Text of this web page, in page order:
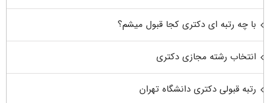
با چه رتبه ای دکتری کجا قبول میشم؟
انتخاب رشته مجازی دکتری
رتبه قبولی دکتری دانشگاه تهران